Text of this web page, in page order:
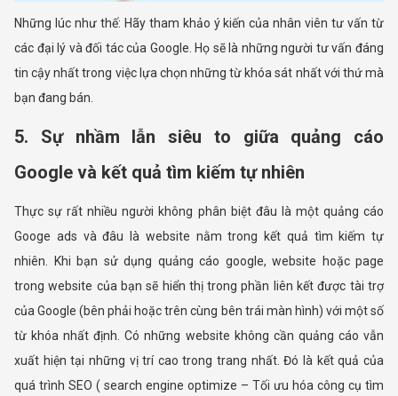
Những lúc như thế: Hãy tham khảo ý kiến của nhân viên tư vấn từ
các đại lý và đối tác của Google. Họ sẽ là những người tư vấn đáng
tin cậy nhất trong việc lựa chọn những từ khóa sát nhất với thứ mà
bạn đang bán.
5. Sự nhầm lẫn siêu to giữa quảng cáo
Google và kết quả tìm kiếm tự nhiên
Thực sự rất nhiều người không phân biệt đâu là một quảng cáo
Googe ads và đâu là website nằm trong kết quả tìm kiếm tự
nhiên. Khi bạn sử dụng quảng cáo google, website hoặc page
trong website của bạn sẽ hiển thị trong phần liên kết được tài trợ
của Google (bên phải hoặc trên cùng bên trái màn hình) với một số
từ khóa nhất định. Có những website không cần quảng cáo vẫn
xuất hiện tại những vị trí cao trong trang nhất. Đó là kết quả của
quá trình SEO ( search engine optimize – Tối ưu hóa công cụ tìm